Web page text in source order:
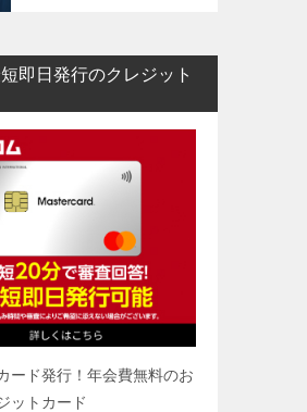
短即日発行のクレジット
ード発行！年会費無料のお
ットカード